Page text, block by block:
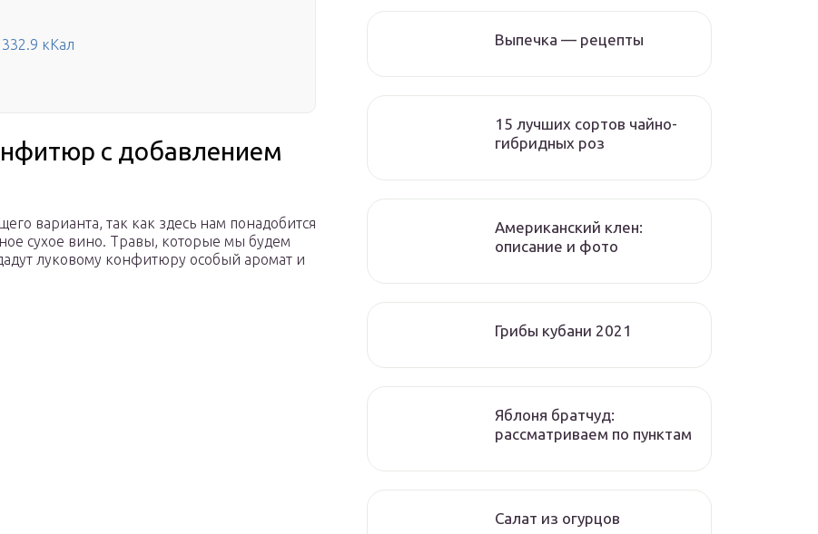
кКал
с добавлением
варианта, так как здесь нам понадобится
сухое вино. Травы, которые мы будем
луковому конфитюру особый аромат и
Выпечка — рецепты
15 лучших сортов чайно-
гибридных роз
Американский клен:
описание и фото
Грибы кубани 2021
Яблоня братчуд:
рассматриваем по пунктам
Салат из огурцов